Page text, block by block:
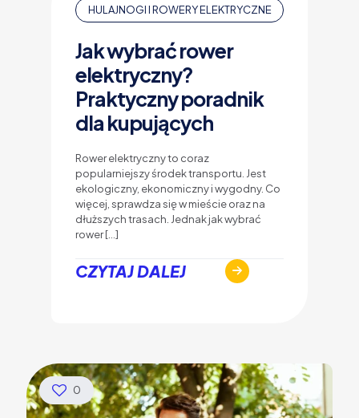
HULAJNOGI I ROWERY ELEKTRYCZNE
Jak wybrać rower
elektryczny?
Praktyczny poradnik
dla kupujących
Rower elektryczny to coraz
popularniejszy środek transportu. Jest
ekologiczny, ekonomiczny i wygodny. Co
więcej, sprawdza się w mieście oraz na
dłuższych trasach. Jednak jak wybrać
rower[…]
CZYTAJ DALEJ
0